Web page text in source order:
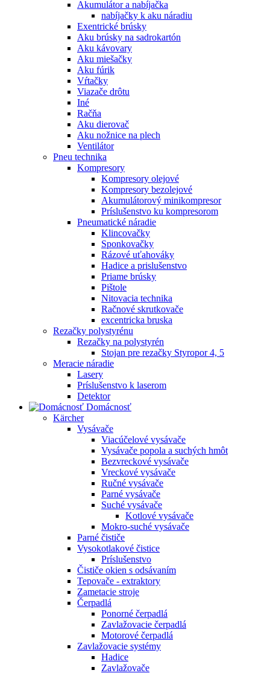
Akumulátor a nabíjačka
nabíjačky k aku náradiu
Exentrické brúsky
Aku brúsky na sadrokartón
Aku kávovary
Aku miešačky
Aku fúrik
Vŕtačky
Viazače drôtu
Iné
Račňa
Aku dierovač
Aku nožnice na plech
Ventilátor
Pneu technika
Kompresory
Kompresory olejové
Kompresory bezolejové
Akumulátorový minikompresor
Príslušenstvo ku kompresorom
Pneumatické náradie
Klincovačky
Sponkovačky
Rázové uťahováky
Hadice a prislušenstvo
Priame brúsky
Pištole
Nitovacia technika
Račnové skrutkovače
excentricka bruska
Rezačky polystyrénu
Rezačky na polystyrén
Stojan pre rezačky Styropor 4, 5
Meracie náradie
Lasery
Príslušenstvo k laserom
Detektor
Domácnosť
Kärcher
Vysávače
Viacúčelové vysávače
Vysávače popola a suchých hmôt
Bezvreckové vysávače
Vreckové vysávače
Ručné vysávače
Parné vysávače
Suché vysávače
Kotlové vysávače
Mokro-suché vysávače
Parné čističe
Vysokotlakové čistice
Príslušenstvo
Čističe okien s odsávaním
Tepovače - extraktory
Zametacie stroje
Čerpadlá
Ponorné čerpadlá
Zavlažovacie čerpadlá
Motorové čerpadlá
Zavlažovacie systémy
Hadice
Zavlažovače